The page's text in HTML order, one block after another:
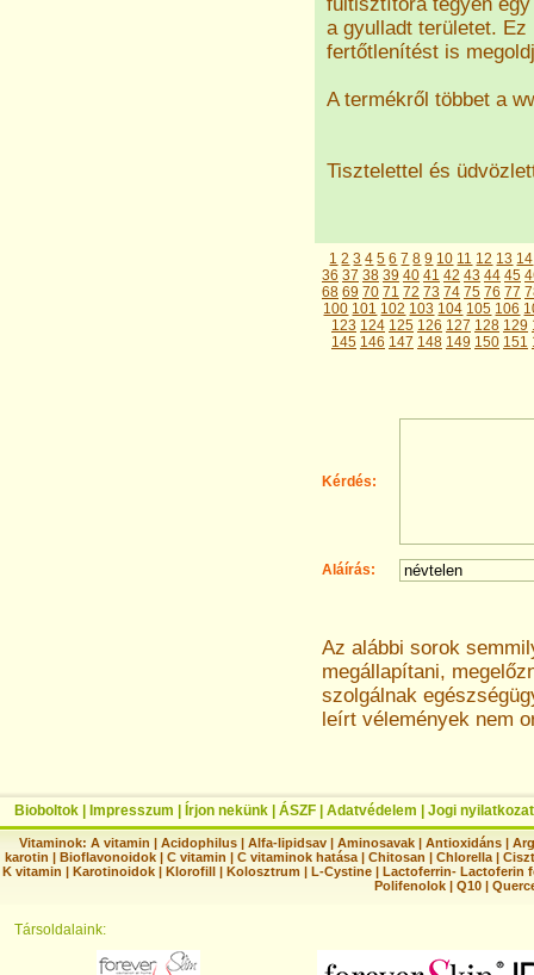
a gyulladt területet.
fertőtlenítést is
A termékről többet a
Tisztelettel és
1 2 3 4 5 6 7 8 9 10 11 12 13 14
36 37 38 39 40 41 42 43 44 45
68 69 70 71 72 73 74 75 76 77
100 101 102 103 104 105 106
123 124 125 126 127 128 129
145 146 147 148 149 150 151
Kérdés:
Aláírás:
Az alábbi sorok
megállapítani,
szolgálnak
leírt vélemények nem
Bioboltok Impresszum Írjon nekünk ÁSZF Adatvédelem Jogi nyilatkozat
Vitaminok: A vitamin |Acidophilus |Alfa-lipidsav |Aminosavak |Antioxidáns |
karotin | Bioflavonoidok | C vitamin | C vitaminok hatása | Chitosan | Chlorella |
K vitamin | Karotinoidok | Klorofill | Kolosztrum | L-Cystine | Lactoferrin- Lactoferin
Polifenolok |Q10 |
Társoldalaink: